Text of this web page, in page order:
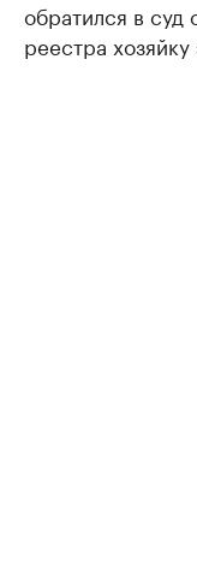
обратился в суд
реестра